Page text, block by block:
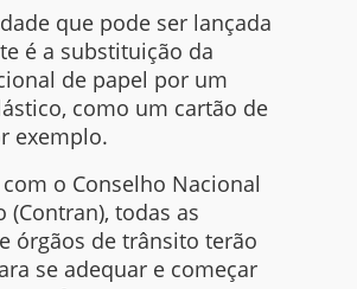
que pode ser lançada
é a substituição da
de papel por um
como um cartão de
exemplo.
o Conselho Nacional
(Contran), todas as
órgãos de trânsito terão
se adequar e começar